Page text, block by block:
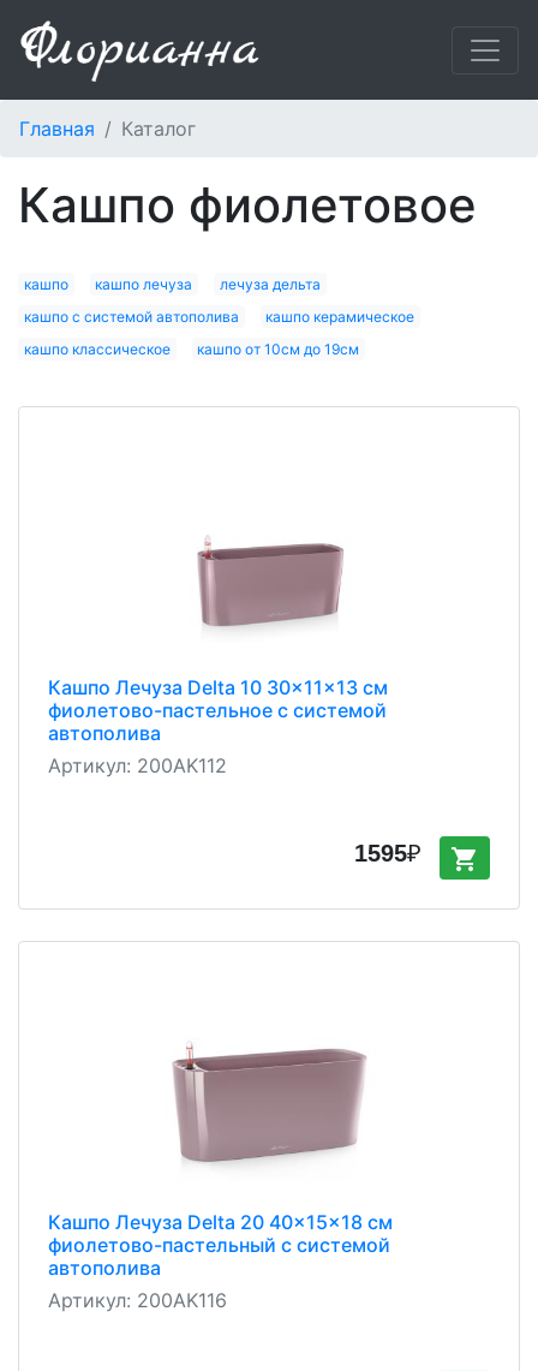
Главная Каталог
кашпо фиолетовое
кашпо кашпо лечуза
лечуза дельта
кашпо с системой автополива
кашпо керамическое
кашпо классическое
кашпо от 10см до 19см
Кашпо Лечуза Delta 10 30x11x13 см
фиолетово-пастельное с системой
автополива
Артикул: 200AK112
1595₽ shopping_cart
Кашпо Лечуза Delta 20 40x15x18 см
фиолетово-пастельный с системой
автополива
Артикул: 200AK116